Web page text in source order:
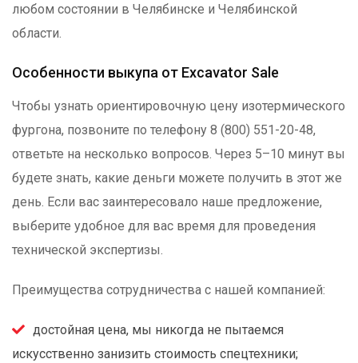
любом состоянии в Челябинске и Челябинской
области.
Особенности выкупа от Excavator Sale
Чтобы узнать ориентировочную цену изотермического
фургона, позвоните по телефону 8 (800) 551-20-48,
ответьте на несколько вопросов. Через 5–10 минут вы
будете знать, какие деньги можете получить в этот же
день. Если вас заинтересовало наше предложение,
выберите удобное для вас время для проведения
технической экспертизы.
Преимущества сотрудничества с нашей компанией:
достойная цена, мы никогда не пытаемся
искусственно занизить стоимость спецтехники;